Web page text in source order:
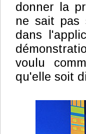
donner la
ne sait pas
dans
voulu
qu'elle soit